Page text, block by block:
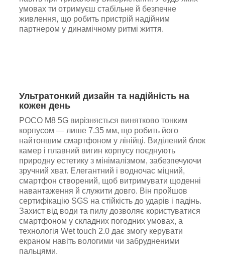
умовах ти отримуєш стабільне й безпечне
живлення, що робить пристрій надійним
партнером у динамічному ритмі життя.
Ультратонкий дизайн та надійність на
кожен день
POCO M8 5G вирізняється винятково тонким
корпусом — лише 7.35 мм, що робить його
найтоншим смартфоном у лінійці. Виділений блок
камер і плавний вигин корпусу поєднують
природну естетику з мінімалізмом, забезпечуючи
зручний хват. Елегантний і водночас міцний,
смартфон створений, щоб витримувати щоденні
навантаження й служити довго. Він пройшов
сертифікацію SGS на стійкість до ударів і падінь.
Захист від води та пилу дозволяє користуватися
смартфоном у складних погодних умовах, а
технологія Wet touch 2.0 дає змогу керувати
екраном навіть вологими чи забрудненими
пальцями.